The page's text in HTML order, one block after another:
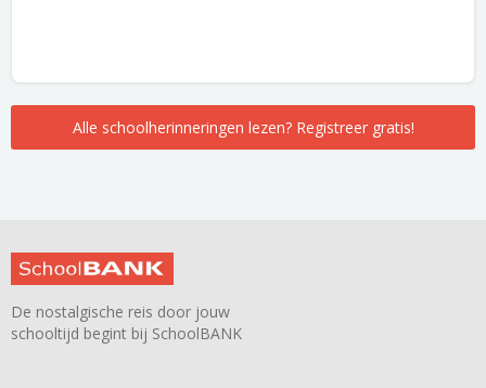
Alle schoolherinneringen lezen? Registreer gratis!
De nostalgische reis door jouw
schooltijd begint bij SchoolBANK